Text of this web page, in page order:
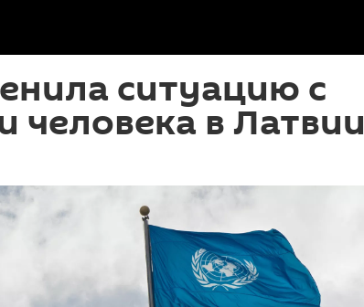
ситуацию с
человека в Латвии